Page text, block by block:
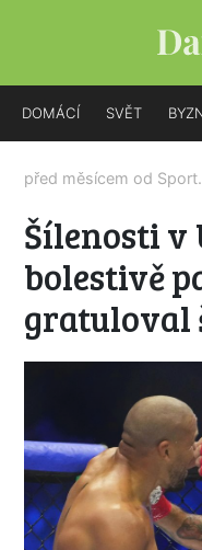
DOMÁCÍ SVĚT
před měsícem od
Šílenosti v
bolestivě
gratuloval